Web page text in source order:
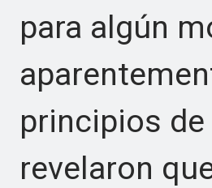
para algún
principios
revelaron